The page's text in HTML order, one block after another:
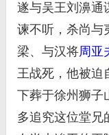
遂与吴王刘濞通
谏不听，杀尚与
梁、与汉将周亚
王战死，他被迫
下葬于徐州狮子
多追究这位堂兄